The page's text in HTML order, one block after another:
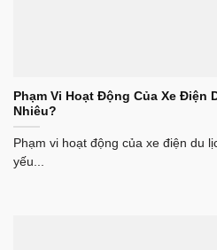
Phạm Vi Hoạt Động Của Xe Điện
Nhiêu?
Phạm vi hoạt động của xe điện du
yếu...